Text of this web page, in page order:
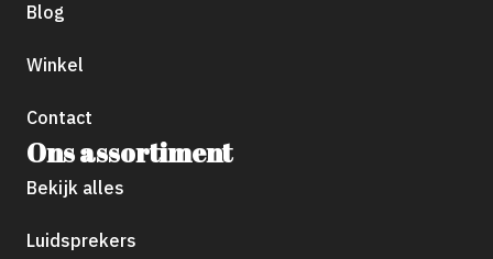
Blog
Winkel
Contact
Ons assortiment
Bekijk alles
Luidsprekers